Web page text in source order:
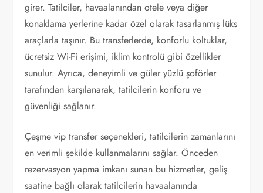
girer. Tatilciler, havaalanından otele veya diğer
konaklama yerlerine kadar özel olarak tasarlanmış lüks
araçlarla taşınır. Bu transferlerde, konforlu koltuklar,
ücretsiz Wi-Fi erişimi, iklim kontrolü gibi özellikler
sunulur. Ayrıca, deneyimli ve güler yüzlü şoförler
tarafından karşılanarak, tatilcilerin konforu ve
güvenliği sağlanır.
Çeşme vip transfer seçenekleri, tatilcilerin zamanlarını
en verimli şekilde kullanmalarını sağlar. Önceden
rezervasyon yapma imkanı sunan bu hizmetler, geliş
saatine bağlı olarak tatilcilerin havaalanında